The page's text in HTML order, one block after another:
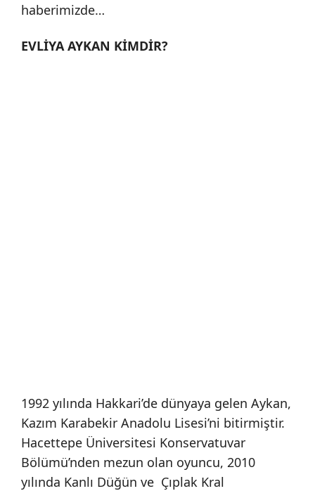
haberimizde…
EVLİYA AYKAN KİMDİR?
1992 yılında Hakkari’de dünyaya gelen Aykan,
Kazım Karabekir Anadolu Lisesi’ni bitirmiştir.
Hacettepe Üniversitesi Konservatuvar
Bölümü’nden mezun olan oyuncu, 2010
yılında Kanlı Düğün ve Çıplak Kral